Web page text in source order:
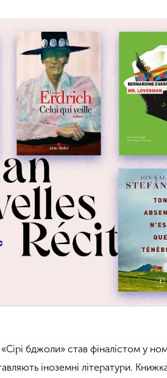
бджоли» став фіналістом у
іноземні літератури.